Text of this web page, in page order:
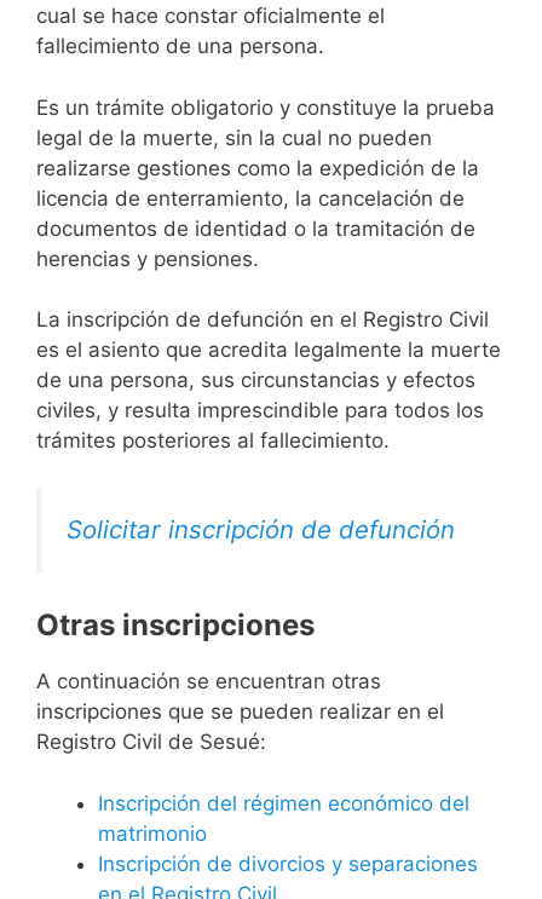
cual se hace constar oficialmente el
fallecimiento de una persona.
Es un trámite obligatorio y constituye la prueba
legal de la muerte, sin la cual no pueden
realizarse gestiones como la expedición de la
licencia de enterramiento, la cancelación de
documentos de identidad o la tramitación de
herencias y pensiones.
La inscripción de defunción en el Registro Civil
es el asiento que acredita legalmente la muerte
de una persona, sus circunstancias y efectos
civiles, y resulta imprescindible para todos los
trámites posteriores al fallecimiento.
Solicitar inscripción de defunción
Otras inscripciones
A continuación se encuentran otras
inscripciones que se pueden realizar en el
Registro Civil de Sesué:
Inscripción del régimen económico del
matrimonio
Inscripción de divorcios y separaciones
en el Registro Civil